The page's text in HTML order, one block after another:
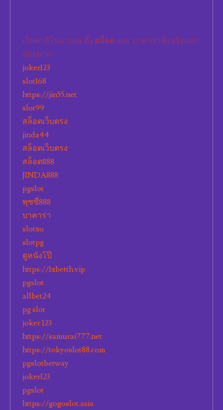
เว็บคาสิโนน่าเล่น ทั้ง สล็อต และ บาคาร่า ตึงจริงแตก
บ่อยมาก
joker123
slot168
https://jin55.net
slot99
สล็อตเว็บตรง
jinda44
สล็อตเว็บตรง
สล็อต888
JINDA888
pgslot
พุซซี่888
บาคาร่า
slotxo
slotpg
ดูหนังโป๊
https://1xbetth.vip
pgslot
allbet24
pg slot
joker 123
https://samurai777.net
https://tokyoslot88.com
pgslotbetway
joker123
pgslot
https://gogoslot.asia